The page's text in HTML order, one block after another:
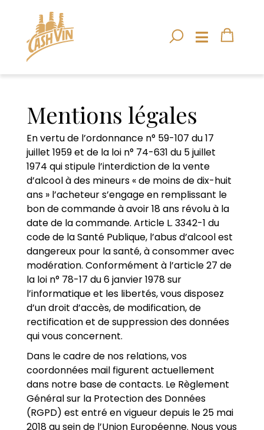
Mentions légales
En vertu de l’ordonnance n° 59-107 du 17
juillet 1959 et de la loi n° 74-631 du 5 juillet
1974 qui stipule l’interdiction de la vente
d’alcool à des mineurs « de moins de dix-huit
ans » l’acheteur s’engage en remplissant le
bon de commande à avoir 18 ans révolu à la
date de la commande. Article L. 3342-1 du
code de la Santé Publique, l’abus d’alcool est
dangereux pour la santé, à consommer avec
modération. Conformément à l’article 27 de
la loi n° 78-17 du 6 janvier 1978 sur
l’informatique et les libertés, vous disposez
d’un droit d’accès, de modification, de
rectification et de suppression des données
qui vous concernent.
Dans le cadre de nos relations, vos
coordonnées mail figurent actuellement
dans notre base de contacts. Le Règlement
Général sur la Protection des Données
(RGPD) est entré en vigueur depuis le 25 mai
2018 au sein de l’Union Européenne. Nous vous